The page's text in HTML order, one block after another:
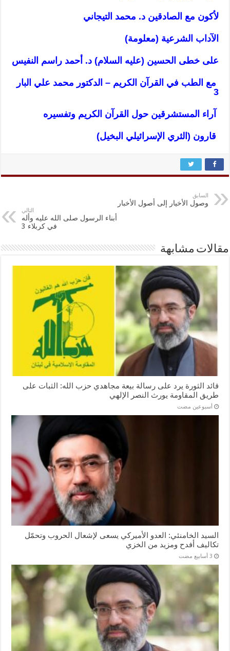
لأكون مع الصادقين د. محمد التيجاني
الآداب الشرعية (معلومة)
على خطى الحسين (عليه السلام) د. أحمد راسم النفيس
مع الطب في القرآن الكريم – الدكتور محمد علي البار
3
آراء المستشرقين حول القرآن الكريم وتفسيره
قارون (الثري الإسرائيلي البخيل)
السابق
وصول الأخيار إلى أصول الأخبار
التالي
أبناء الرسول صلى الله عليه وأله
في كربلاء 3
مقالات مشابهة
قائد الثورة يرد على رسالة بيعة مجاهدي حزب الله: الثبات على
طريق المقاومة يورث النصر الإلهي
‏أسبوعين مضت
السيد الخامنئي: العدو الأميركي يسعى لإشعال الحروب وتحمّل
تكاليف أفدح ومزيد من الخزي